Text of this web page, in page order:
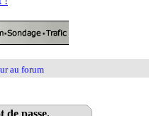
au forum
de passe.